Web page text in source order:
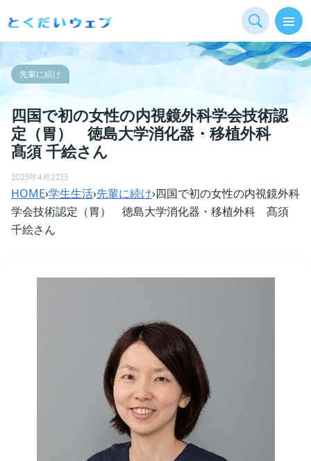
先輩に続け
四国で初の女性の内視鏡外科学会技術認
定（胃） 徳島大学消化器・移植外科
髙須 千絵さん
2025年4月22日
HOME›学生生活›先輩に続け›四国で初の女性の内視鏡外科
学会技術認定（胃） 徳島大学消化器・移植外科 髙須
千絵さん